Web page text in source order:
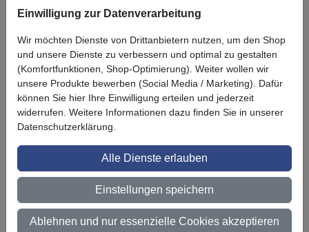
Ihre Vorteile bei uns
3M BestPartner Commercial Solutions
Persönliche Beratung und Betreuung
Keine Mindestbestellmenge
Ab 300 € Nettowarenwert versandkostenfrei (innerhalb
Einwilligung zur Datenverarbeitung
Wir möchten Dienste von Drittanbietern nutzen, um den Shop
und unsere Dienste zu verbessern und optimal zu gestalten
(Komfortfunktionen, Shop-Optimierung). Weiter wollen wir
unsere Produkte bewerben (Social Media / Marketing). Dafür
können Sie hier Ihre Einwilligung erteilen und jederzeit
widerrufen. Weitere Informationen dazu finden Sie in unserer
Datenschutzerklärung.
Alle Dienste erlauben
Einstellungen speichern
Ablehnen und nur essenzielle Cookies akzeptieren